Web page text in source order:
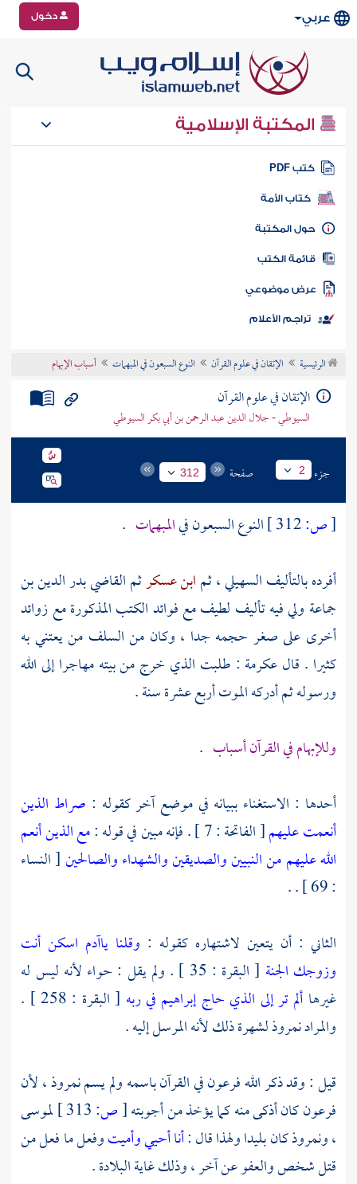
عربي دخول
المكتبة الإسلامية
كتب PDF
كتاب الأمة
المكتبة
الكتب
موضوعي
تراجم الأعلام
الرئيسية الإتقان في علوم القرآن النوع السبعون في المبهمات أسباب الإبهام
الإتقان في علوم القرآن
السيوطي - جلال الدين عبد الرحمن بن أبي بكر السيوطي
جزء 2 صفحة 312
[ص: النوع السبعون فيالمبهمات .
أفرده بالتأليفالسهيلي ،ثمابن عسكرثمالقاضي بدر الدين بن
جماعة ولي فيه تأليف لطيف مع فوائد الكتب المذكورة مع زوائد
أخرى على صغر حجمه جدا ، وكان من السلف من يعتني به
كثيرا . قالعكرمة : طلبت الذي خرج من بيته مهاجرا إلى الله
ورسوله ثم أدركه الموت أربع عشرة سنة .
وللإبهام في القرآن أسباب .
أحدها : الاستغناء ببيانه في موضع آخر كقوله : صراط الذين
أنعمت عليهم[ الفاتحة : 7 ] . فإنه مبين في قوله :
مع الذين أنعم
الله عليهم من النبيين والصديقين والشهداء والصالحين[ النساء
: 69 ] . .
الثاني : أن يتعين لاشتهاره كقوله : وقلنا ياآدم اسكن أنت
وزوجك الجنة [ البقرة : 35 ] . ولم يقل : حواء لأنه ليس له
غيرها ألم تر إلى الذي حاج إبراهيم في ربه
[ البقرة : 258 ] .
والمرادنمروذلشهرة ذلك لأنه المرسل إليه .
قيل : وقد ذكر الله فرعون في القرآن باسمه ولم يسمنمروذ ،لأن
فرعون كان أذكى منه كما يؤخذ من أجوبته[ص:
لموسى
،ونمروذكان بليدا ولهذا قال :أنا أحيي وأميتوفعل ما فعل من
قتل شخص والعفو عن آخر ، وذلك غاية البلادة .